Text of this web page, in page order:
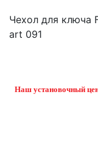
Чехол для ключа
art 091
Наш установочный